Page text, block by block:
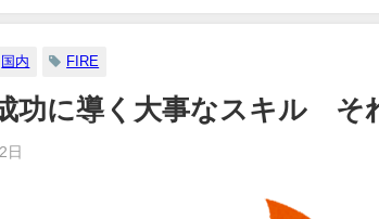
とんでもない姿を披露ｗｗｗｗｗｗｗｗｗｗ 他 /
ッチ祭りが現実になるとかｗｗｗｗ 他 / 2chnaviヘッド
国内 FIRE
功に導く大事なスキル そ
日